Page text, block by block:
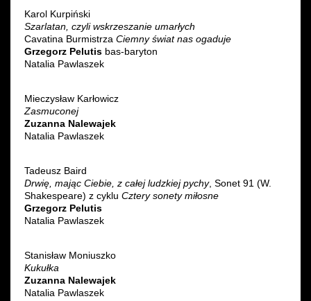
Karol Kurpiński
Szarlatan, czyli wskrzeszanie umarłych
Cavatina Burmistrza Ciemny świat nas ogaduje
Grzegorz Pelutis bas-baryton
Natalia Pawlaszek
Mieczysław Karłowicz
Zasmuconej
Zuzanna Nalewajek
Natalia Pawlaszek
Tadeusz Baird
Drwię, mając Ciebie, z całej ludzkiej pychy, Sonet 91 (W.
Shakespeare) z cyklu Cztery sonety miłosne
Grzegorz Pelutis
Natalia Pawlaszek
Stanisław Moniuszko
Kukułka
Zuzanna Nalewajek
Natalia Pawlaszek